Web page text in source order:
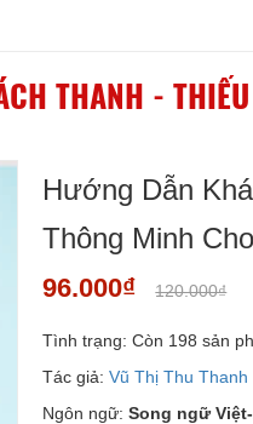
THANH -
Hướng Dẫn
Thông Minh
96.000₫ 120.000₫
Tình trạng: Còn 198 sản
Tác giả:Vũ Thị Thu Thanh
Ngôn ngữ:Song ngữ